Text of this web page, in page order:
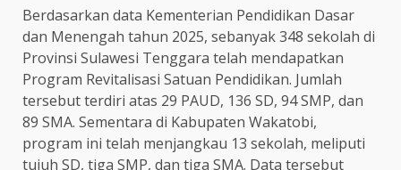
Berdasarkan data Kementerian Pendidikan Dasar
dan Menengah tahun 2025, sebanyak 348 sekolah di
Provinsi Sulawesi Tenggara telah mendapatkan
Program Revitalisasi Satuan Pendidikan. Jumlah
tersebut terdiri atas 29 PAUD, 136 SD, 94 SMP, dan
89 SMA. Sementara di Kabupaten Wakatobi,
program ini telah menjangkau 13 sekolah, meliputi
tujuh SD, tiga SMP, dan tiga SMA. Data tersebut